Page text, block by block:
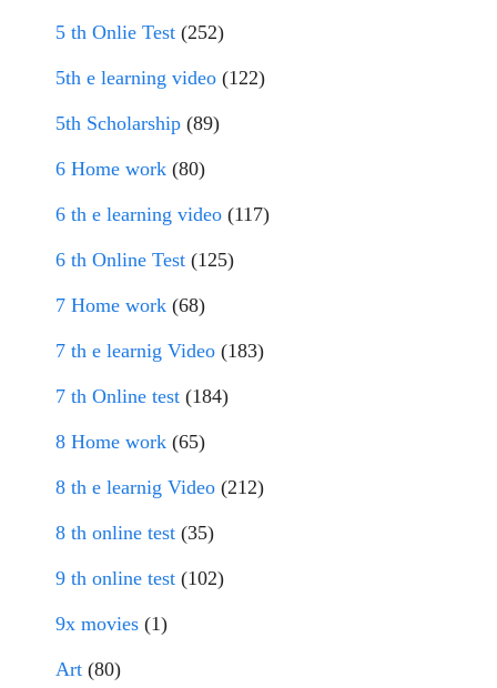
5 th Onlie Test (252)
5th e learning video (122)
5th Scholarship (89)
6 Home work (80)
6 th e learning video (117)
6 th Online Test (125)
7 Home work (68)
7 th e learnig Video (183)
7 th Online test (184)
8 Home work (65)
8 th e learnig Video (212)
8 th online test (35)
9 th online test (102)
9x movies (1)
Art (80)